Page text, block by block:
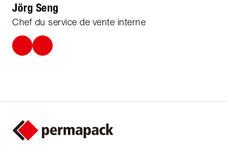
Jörg Seng
Chef du service de vente interne